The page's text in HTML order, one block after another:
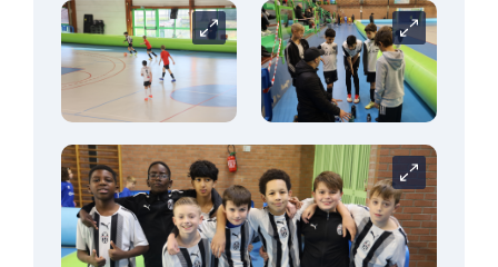
Carrousel Carrousel
Carrousel